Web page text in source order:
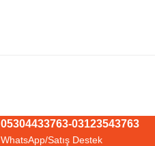
05304433763-03123543763
WhatsApp/Satış Destek